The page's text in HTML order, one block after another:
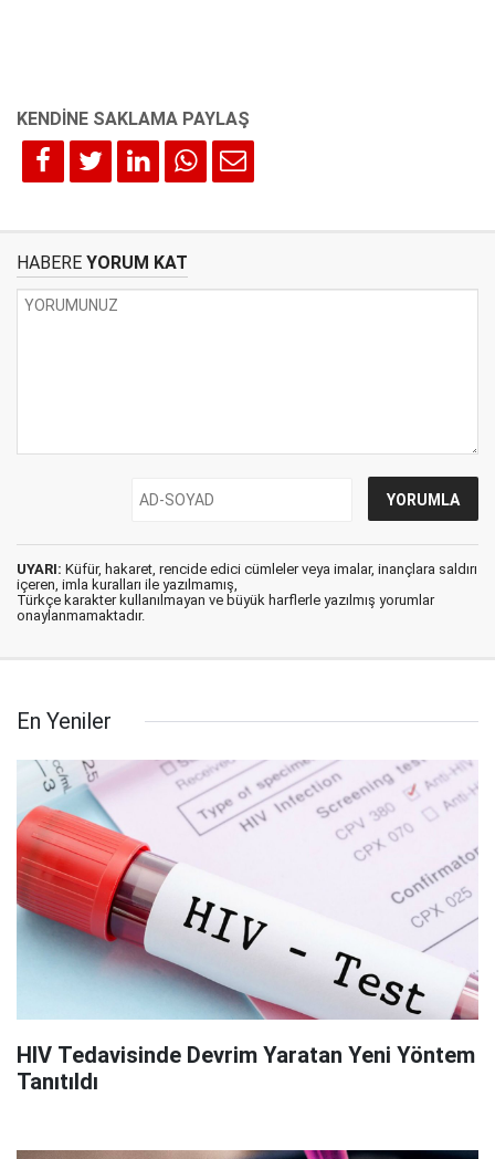
HABERE YORUM KAT
UYARI: Küfür, hakaret, rencide edici cümleler veya imalar, inançlara saldırı
içeren, imla kuralları ile yazılmamış,
Türkçe karakter kullanılmayan ve büyük harflerle yazılmış yorumlar
onaylanmamaktadır.
En Yeniler
HIV Tedavisinde Devrim Yaratan Yeni Yöntem
Tanıtıldı